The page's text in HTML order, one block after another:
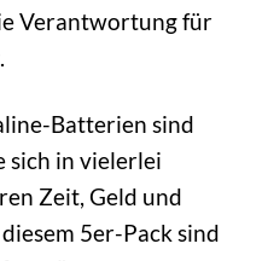
Verantwortung für
Batterien sind
sich in vielerlei
Zeit, Geld und
5er-Pack sind